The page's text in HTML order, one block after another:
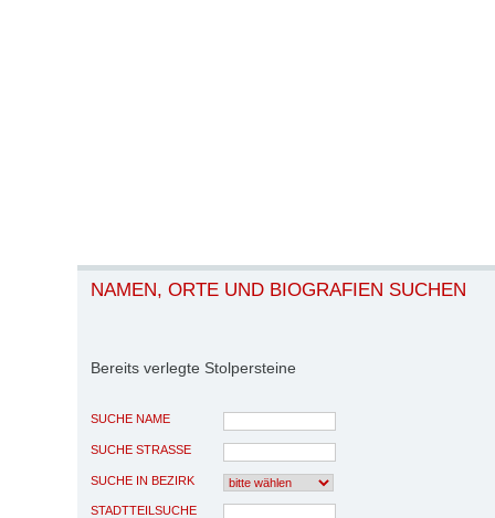
NAMEN, ORTE UND BIOGRAFIEN SUCHEN
Bereits verlegte Stolpersteine
SUCHE NAME
SUCHE STRASSE
SUCHE IN BEZIRK
STADTTEILSUCHE